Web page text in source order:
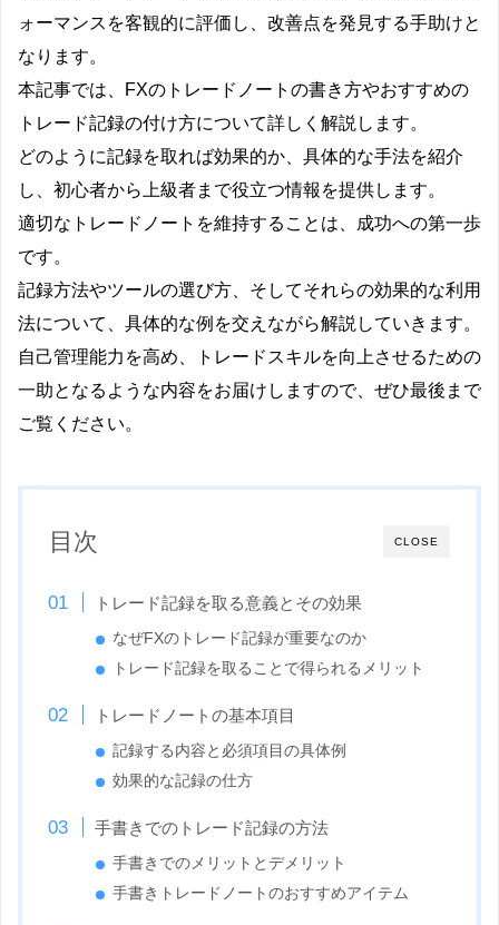
ォーマンスを客観的に評価し、改善点を発見する手助けと
なります。
本記事では、FXのトレードノートの書き方やおすすめの
トレード記録の付け方について詳しく解説します。
どのように記録を取れば効果的か、具体的な手法を紹介
し、初心者から上級者まで役立つ情報を提供します。
適切なトレードノートを維持することは、成功への第一歩
です。
記録方法やツールの選び方、そしてそれらの効果的な利用
法について、具体的な例を交えながら解説していきます。
自己管理能力を高め、トレードスキルを向上させるための
一助となるような内容をお届けしますので、ぜひ最後まで
ご覧ください。
CLOSE
目次
トレード記録を取る意義とその効果
なぜFXのトレード記録が重要なのか
トレード記録を取ることで得られるメリット
トレードノートの基本項目
記録する内容と必須項目の具体例
効果的な記録の仕方
手書きでのトレード記録の方法
手書きでのメリットとデメリット
手書きトレードノートのおすすめアイテム